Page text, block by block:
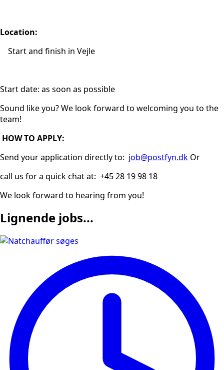
Location:
Start and finish in Vejle
Start date: as soon as possible
Sound like you? We look forward to welcoming you to the
team!
HOW TO APPLY:
Send your application directly to: job@postfyn.dk Or
call us for a quick chat at: +45 28 19 98 18
We look forward to hearing from you!
Lignende jobs...